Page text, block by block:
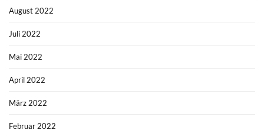
August 2022
Juli 2022
Mai 2022
April 2022
März 2022
Februar 2022